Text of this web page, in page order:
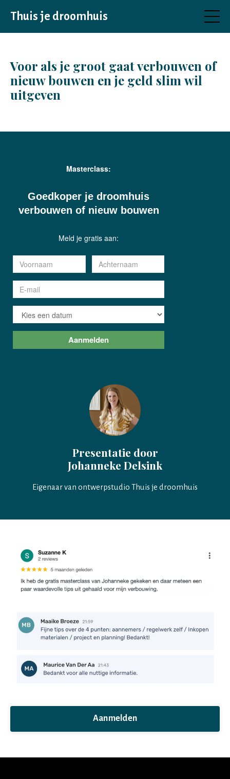
Thuis je droomhuis
Voor als je groot gaat verbouwen of
nieuw bouwen en je geld slim wil
uitgeven
Presentatie door
Johanneke Delsink
Eigenaar van ontwerpstudio Thuis je droomhuis
Aanmelden